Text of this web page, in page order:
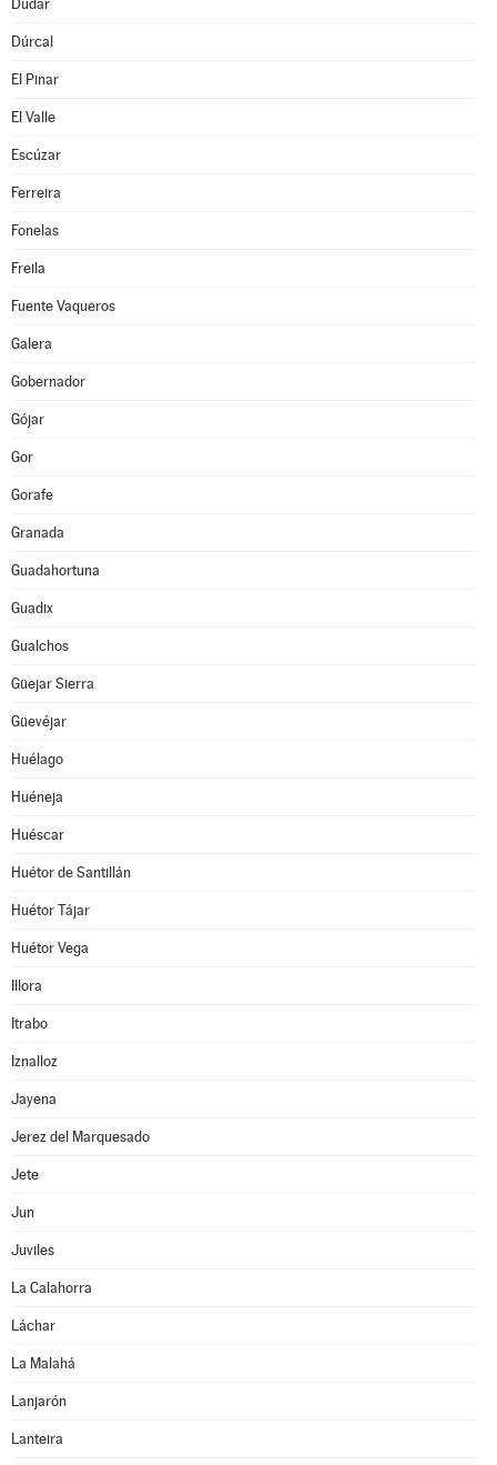
Dúdar
Dúrcal
El Pinar
El Valle
Escúzar
Ferreira
Fonelas
Freila
Fuente Vaqueros
Galera
Gobernador
Gójar
Gor
Gorafe
Granada
Guadahortuna
Guadix
Gualchos
Güejar Sierra
Güevéjar
Huélago
Huéneja
Huéscar
Huétor de Santillán
Huétor Tájar
Huétor Vega
Illora
Itrabo
Iznalloz
Jayena
Jerez del Marquesado
Jete
Jun
Juviles
La Calahorra
Láchar
La Malahá
Lanjarón
Lanteira